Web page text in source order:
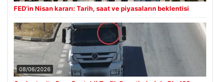
FED’in Nisan kararı: Tarih, saat ve piyasaların beklentisi
08/06/2026